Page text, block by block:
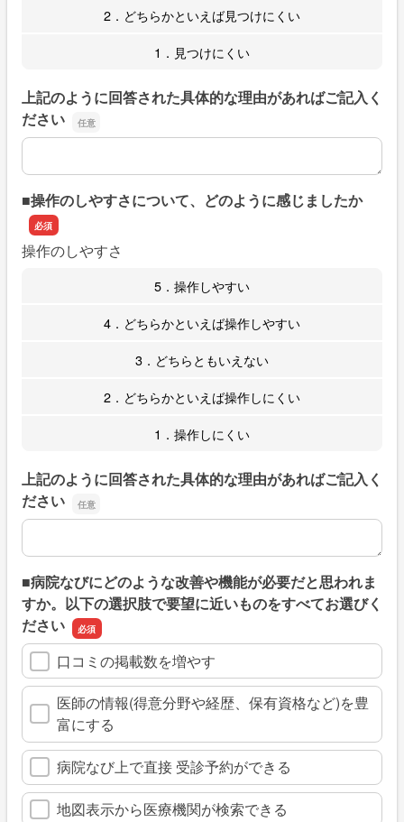
2．どちらかといえば見つけにくい
1．見つけにくい
上記のように回答された具体的な理由があればご記入く
ださい
上記のように回答された具体的な理由があればご記入くだ
■操作のしやすさについて、どのように感じましたか
操作のしやすさ
5．操作しやすい
4．どちらかといえば操作しやすい
3．どちらともいえない
2．どちらかといえば操作しにくい
1．操作しにくい
上記のように回答された具体的な理由があればご記入く
ださい
上記のように回答された具体的な理由があればご記入くだ
■病院なびにどのような改善や機能が必要だと思われま
すか。以下の選択肢で要望に近いものをすべてお選びく
ださい
口コミの掲載数を増やす
医師の情報(得意分野や経歴、保有資格など)を豊
富にする
病院なび上で直接 受診予約ができる
地図表示から医療機関が検索できる